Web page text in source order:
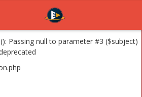
Passing null to parameter #3 ($subject)